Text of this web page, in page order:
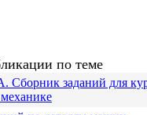
по теме
Сборник заданий для